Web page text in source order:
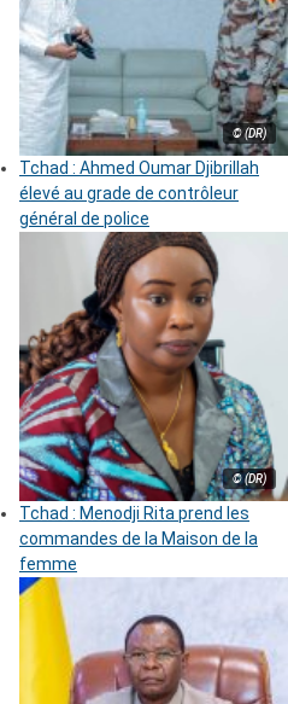
© (DR)
Tchad : Ahmed Oumar Djibrillah
élevé au grade de contrôleur
général de police
© (DR)
Tchad : Menodji Rita prend les
commandes de la Maison de la
femme